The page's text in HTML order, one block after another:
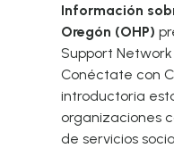
Información
Oregón (OHP)
Support
Conéctate con
introductoria
organizaciones
de servicios